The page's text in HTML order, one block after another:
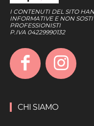
I CONTENUTI DEL SITO
INFORMATIVE E NON
PROFESSIONISTI
P.IVA 04229990132
CHI SIAMO